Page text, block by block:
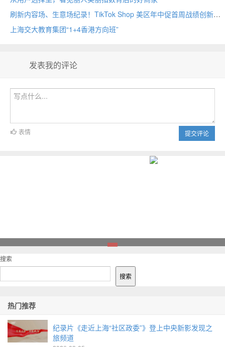
刷新内容场、生意场纪录！TikTok Shop 美区年中促首周战绩创新高
上海交大教育集团“1+4香港方向班”
发表我的评论
提交评论
表情
搜索
搜索
热门推荐
纪录片《走近上海“社区政委”》登上中央新影发现之
旅频道